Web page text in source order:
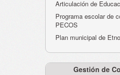
Articulación de
Programa escolar de
PECOS
Plan municipal de
Gestión de